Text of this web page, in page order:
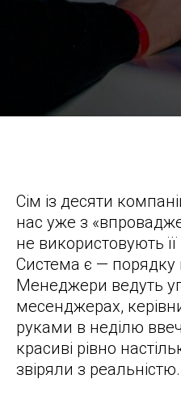
Сім із десяти
нас уже з
не використовують
Система є —
Менеджери ведуть
месенджерах,
руками в неділю
красиві рівно
звіряли з реальністю.